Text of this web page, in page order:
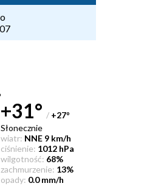
+31° / +27°
Słonecznie
wiatr: NNE 9 km/h
ciśnienie: 1012 hPa
wilgotność: 68%
zachmurzenie: 13%
opady: 0.0 mm/h